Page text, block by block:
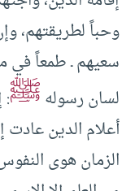
وحباً لطريقتهم،
سعيهم ـ طمعاً في
لسان رسولهﷺ:
أعلام الدين
الزمان هوى